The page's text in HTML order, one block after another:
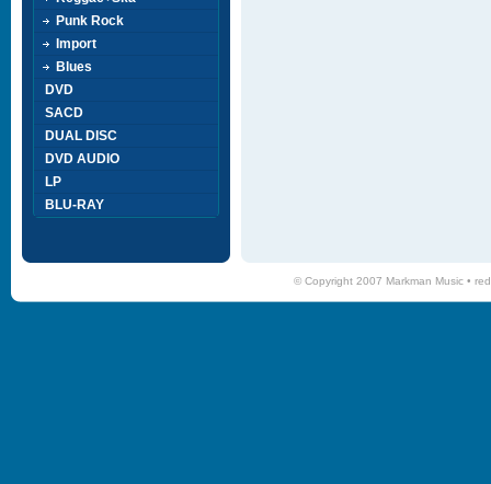
Punk Rock
Import
Blues
DVD
SACD
DUAL DISC
DVD AUDIO
LP
BLU-RAY
© Copyright 2007 Markman Music •